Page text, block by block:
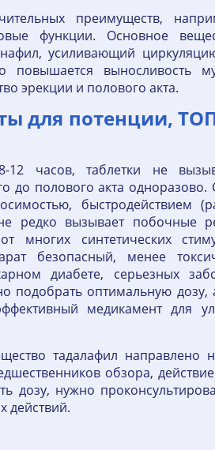
преимуществ,
функции. Основное
усиливающий
повышается выносливость
эрекции и полового акта.
для потенции,
12 часов, таблетки не
до полового акта одноразово.
быстродействием
редко вызывает побочные
многих синтетических
безопасный, менее
диабете, серьезных
подобрать оптимальную дозу,
медикамент для
тадалафил
обзора,
дозу, нужно
действий.